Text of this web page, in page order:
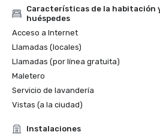
Características de la habitación
huéspedes
Acceso a Internet
Llamadas (locales)
Llamadas (por línea gratuita)
Maletero
Servicio de lavandería
Vistas (a la ciudad)
Instalaciones